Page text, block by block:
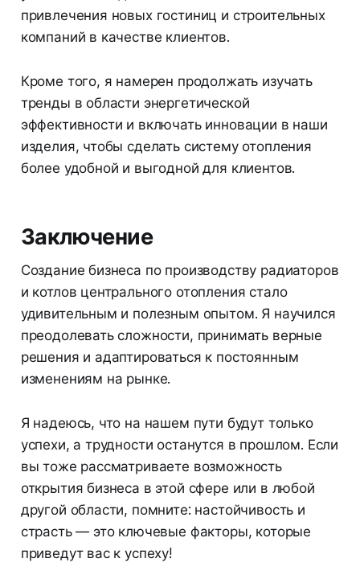
привлечения новых гостиниц и строительных
компаний в качестве клиентов.
Кроме того, я намерен продолжать изучать
тренды в области энергетической
эффективности и включать инновации в наши
изделия, чтобы сделать систему отопления
более удобной и выгодной для клиентов.
Заключение
Создание бизнеса по производству радиаторов
и котлов центрального отопления стало
удивительным и полезным опытом. Я научился
преодолевать сложности, принимать верные
решения и адаптироваться к постоянным
изменениям на рынке.
Я надеюсь, что на нашем пути будут только
успехи, а трудности останутся в прошлом. Если
вы тоже рассматриваете возможность
открытия бизнеса в этой сфере или в любой
другой области, помните: настойчивость и
страсть — это ключевые факторы, которые
приведут вас к успеху!